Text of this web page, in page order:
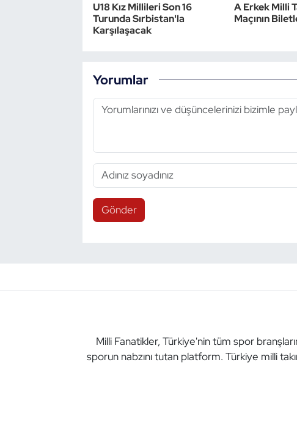
U18 Kız Millileri Son 16
Turunda Sırbistan'la
Karşılaşacak
A Erkek Milli
Maçının
Yorumlar
Gönder
Milli Fanatikler, Türkiye'nin tüm spor
sporun nabzını tutan platform. Türkiye milli
Wushu Kungfu